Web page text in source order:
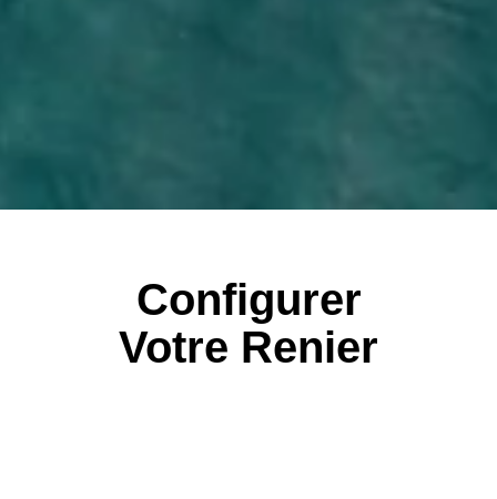
Configurer
Votre Renier